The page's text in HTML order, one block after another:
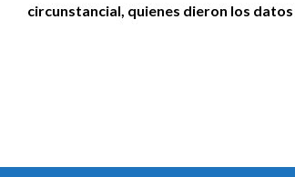
circunstancial, quienes dieron los